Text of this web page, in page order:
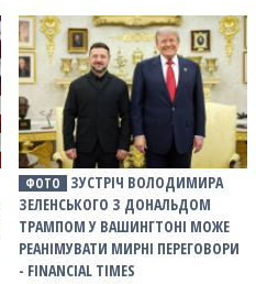
ФОТО
ЗУСТРІЧ ВОЛОДИМИРА
ЗЕЛЕНСЬКОГО З ДОНАЛЬДОМ
ТРАМПОМ У ВАШИНГТОНІ МОЖЕ
РЕАНІМУВАТИ МИРНІ ПЕРЕГОВОРИ
- FINANCIAL TIMES